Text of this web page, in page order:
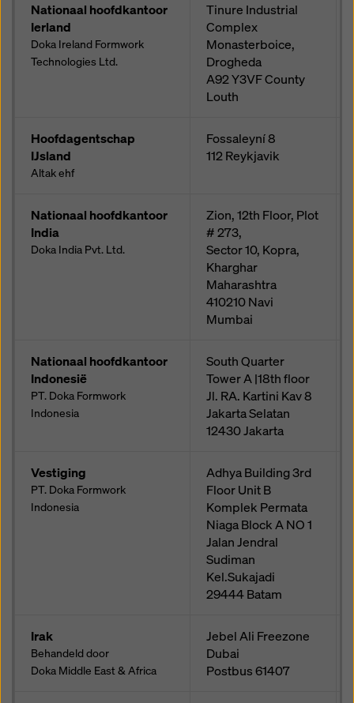
Nationaal hoofdkantoor
Ierland
Doka Ireland Formwork
Technologies Ltd.
Tinure Industrial
Complex
Monasterboice,
Drogheda
A92 Y3VFCounty
Louth
Hoofdagentschap
IJsland
Altak ehf
Fossaleyní 8
112Reykjavik
Nationaal hoofdkantoor
India
Doka India Pvt. Ltd.
Zion, 12th Floor, Plot
# 273,
Sector 10, Kopra,
Kharghar
Maharashtra
410210Navi
Mumbai
Nationaal hoofdkantoor
Indonesië
PT. Doka Formwork
Indonesia
South Quarter
Tower A |18th floor
Jl. RA. Kartini Kav 8
Jakarta Selatan
12430Jakarta
Vestiging
PT. Doka Formwork
Indonesia
Adhya Building 3rd
Floor Unit B
Komplek Permata
Niaga Block A NO 1
Jalan Jendral
Sudiman
Kel.Sukajadi
29444Batam
Irak
Behandeld door
Doka Middle East & Africa
Jebel Ali Freezone
Dubai
Postbus61407